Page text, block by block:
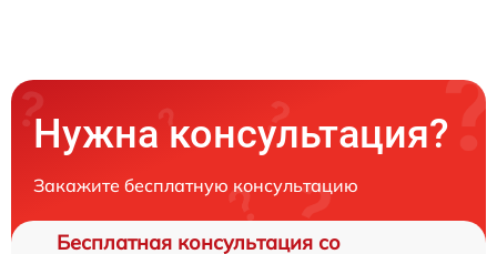
Нужна консультация?
Закажите бесплатную консультацию
Бесплатная консультация со